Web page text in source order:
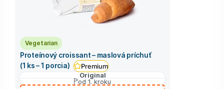
Vegetarian
Proteínový croissant – maslová príchuť
(1 ks – 1 porcia)
Premium
Original
od 1. kroku